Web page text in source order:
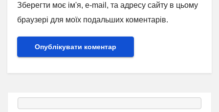
Зберегти моє ім'я, e-mail, та адресу сайту в цьому
браузері для моїх подальших коментарів.